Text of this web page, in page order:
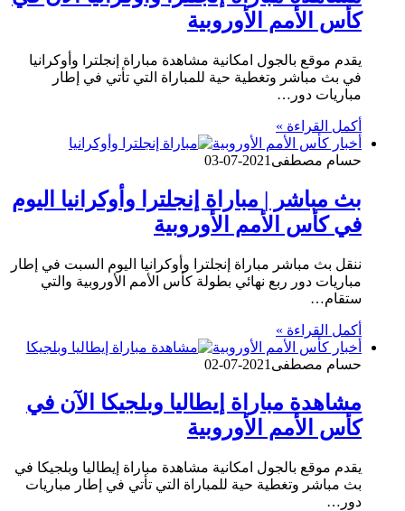
كأس الأمم الأوروبية
يقدم موقع بالجول امكانية مشاهدة مباراة إنجلترا وأوكرانيا
في بث مباشر وتغطية حية للمباراة التي تأتي في إطار
مباريات دور…
أكمل القراءة »
أخبار كأس الأمم الأوروبية
حسام مصطفى 2021-07-03
بث مباشر | مباراة إنجلترا وأوكرانيا اليوم
في كأس الأمم الأوروبية
ننقل بث مباشر مباراة إنجلترا وأوكرانيا اليوم السبت في إطار
مباريات دور ربع نهائي بطولة كأس الأمم الأوروبية والتي
ستقام…
أكمل القراءة »
أخبار كأس الأمم الأوروبية
حسام مصطفى 2021-07-02
مشاهدة مباراة إيطاليا وبلجيكا الآن في
كأس الأمم الأوروبية
يقدم موقع بالجول امكانية مشاهدة مباراة إيطاليا وبلجيكا في
بث مباشر وتغطية حية للمباراة التي تأتي في إطار مباريات
دور…